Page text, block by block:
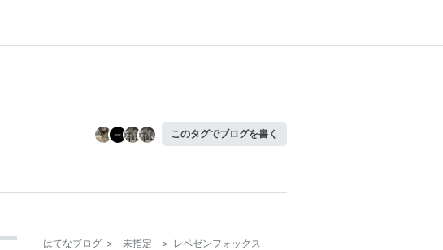
このタグでブログを書く
はてなブログ > 未指定 > レペゼンフォックス